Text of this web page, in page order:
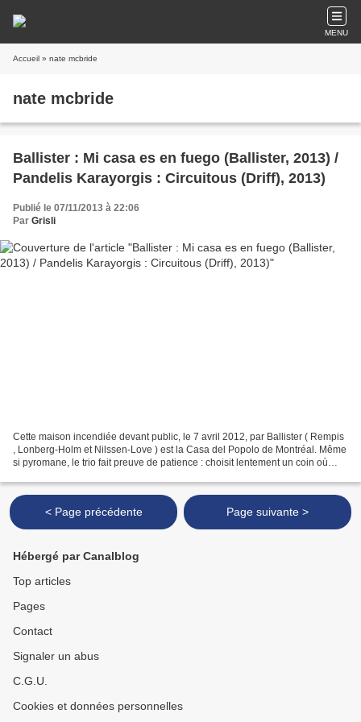
MENU
Accueil » nate mcbride
nate mcbride
Ballister : Mi casa es en fuego (Ballister, 2013) /
Pandelis Karayorgis : Circuitous (Driff), 2013)
Publié le 07/11/2013 à 22:06
Par Grisli
Cette maison incendiée devant public, le 7 avril 2012, par Ballister ( Rempis
, Lonberg-Holm et Nilssen-Love ) est la Casa del Popolo de Montréal. Même
si pyromane, le trio fait preuve de patience : choisit lentement un coin où
< Page précédente Page suivante >
Hébergé par Canalblog
Top articles
Pages
Contact
Signaler un abus
C.G.U.
Cookies et données personnelles